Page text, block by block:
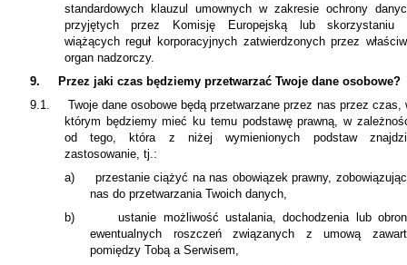
standardowych klauzul umownych w zakresie ochrony
przyjętych przez Komisję Europejską lub skorzystaniu
wiążących reguł korporacyjnych zatwierdzonych przez
organ nadzorczy.
9.
Przez jaki czas będziemy przetwarzać Twoje dane osobowe?
9.1.
Twoje dane osobowe będą przetwarzane przez nas przez czas,
którym będziemy mieć ku temu podstawę prawną, w
od tego, która z niżej wymienionych podstaw
zastosowanie, tj.:
a)
przestanie ciążyć na nas obowiązek prawny,
nas do przetwarzania Twoich danych,
b)
ustanie możliwość ustalania, dochodzenia lub
ewentualnych roszczeń związanych z umową
pomiędzy Tobą a Serwisem,